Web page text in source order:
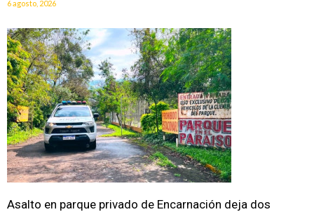
6 agosto, 2026
Asalto en parque privado de Encarnación deja dos